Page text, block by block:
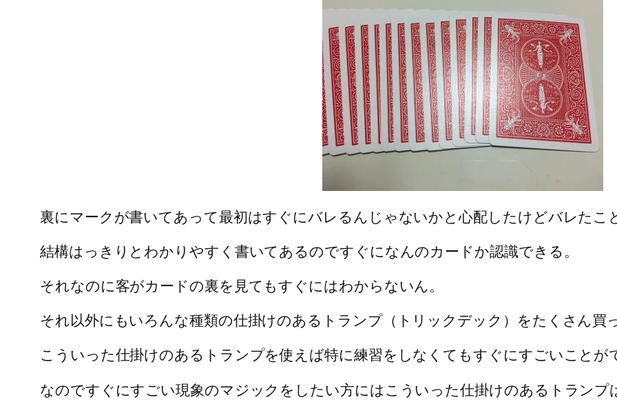
裏にマークが書いてあって最初はすぐにバレるんじゃないかと心配したけどバレたこ
結構はっきりとわかりやすく書いてあるのですぐになんのカードか認識できる。
それなのに客がカードの裏を見てもすぐにはわからないん。
それ以外にもいろんな種類の仕掛けのあるトランプ（トリックデック）をたくさん買っ
こういった仕掛けのあるトランプを使えば特に練習をしなくてもすぐにすごいことが
なのですぐにすごい現象のマジックをしたい方にはこういった仕掛けのあるトランプ